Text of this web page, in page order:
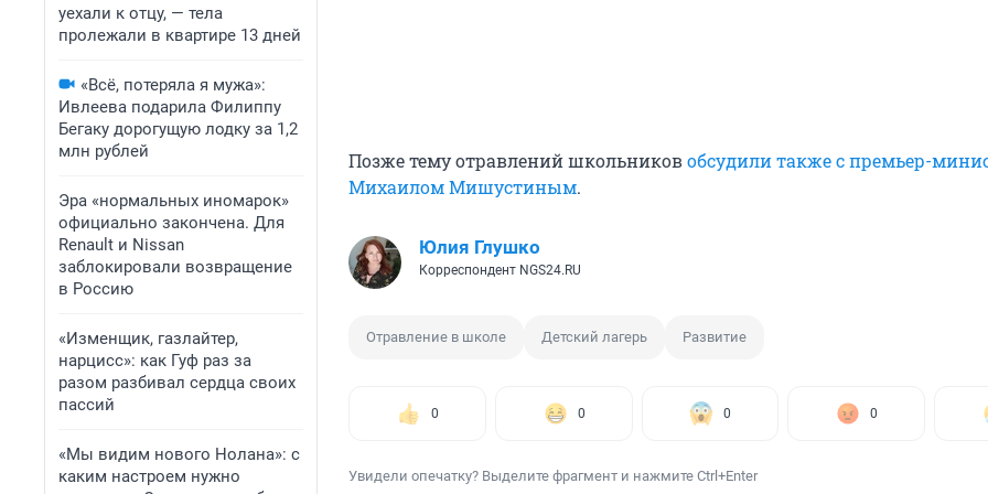
уехали к отцу, — тела
пролежали в квартире 13 дней
«Всё, потеряла я мужа»:
Ивлеева подарила Филиппу
Бегаку дорогущую лодку за 1,2
млн рублей
Эра «нормальных иномарок»
официально закончена. Для
Renault и Nissan
заблокировали возвращение
в Россию
«Изменщик, газлайтер,
нарцисс»: как Гуф раз за
разом разбивал сердца своих
пассий
«Мы видим нового Нолана»: с
каким настроем нужно
Позже тему отравлений школьниковобсудили также с премьер-
Михаилом Мишустиным.
Юлия Глушко
Корреспондент NGS24.RU
Отравление в школе Детский лагерь Развитие
0 0 0 0
Увидели опечатку? Выделите фрагмент и нажмите Ctrl+Enter